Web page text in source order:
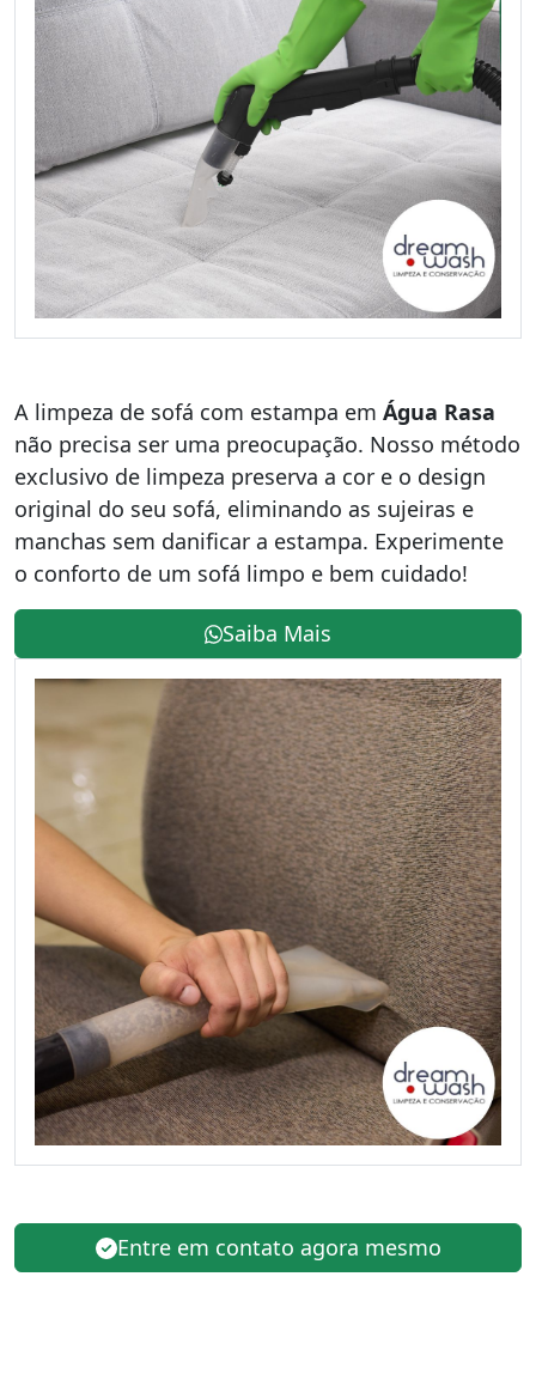
A limpeza de sofá com estampa em Água Rasa
não precisa ser uma preocupação. Nosso método
exclusivo de limpeza preserva a cor e o design
original do seu sofá, eliminando as sujeiras e
manchas sem danificar a estampa. Experimente
o conforto de um sofá limpo e bem cuidado!
Saiba Mais
Entre em contato agora mesmo